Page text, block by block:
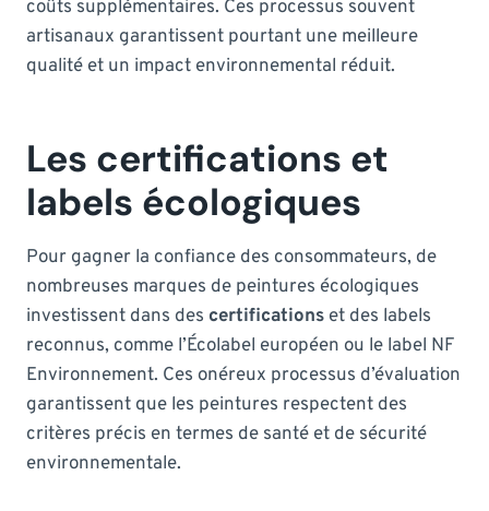
coûts supplémentaires. Ces processus souvent
artisanaux garantissent pourtant une meilleure
qualité et un impact environnemental réduit.
Les certifications et
labels écologiques
Pour gagner la confiance des consommateurs, de
nombreuses marques de peintures écologiques
investissent dans des certifications et des labels
reconnus, comme l’Écolabel européen ou le label NF
Environnement. Ces onéreux processus d’évaluation
garantissent que les peintures respectent des
critères précis en termes de santé et de sécurité
environnementale.